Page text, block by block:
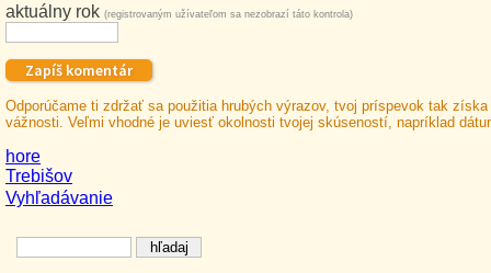
Vyhľadávanie
aktuálny rok (registrovaným užívateľom sa nezobrazí táto kontrola)
Odporúčame ti zdržať sa použitia hrubých výrazov, tvoj príspevok tak získa
vážnosti. Veľmi vhodné je uviesť okolnosti tvojej skúseností, napríklad
hore
Trebišov